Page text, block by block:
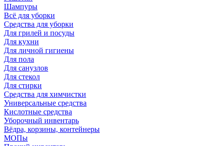
Шампуры
Всё для уборки
Средства для уборки
Для грилей и посуды
Для кухни
Для личной гигиены
Для пола
Для санузлов
Для стекол
Для стирки
Средства для химчистки
Универсальные средства
Кислотные средства
Уборочный инвентарь
Вёдра, корзины, контейнеры
МОПы